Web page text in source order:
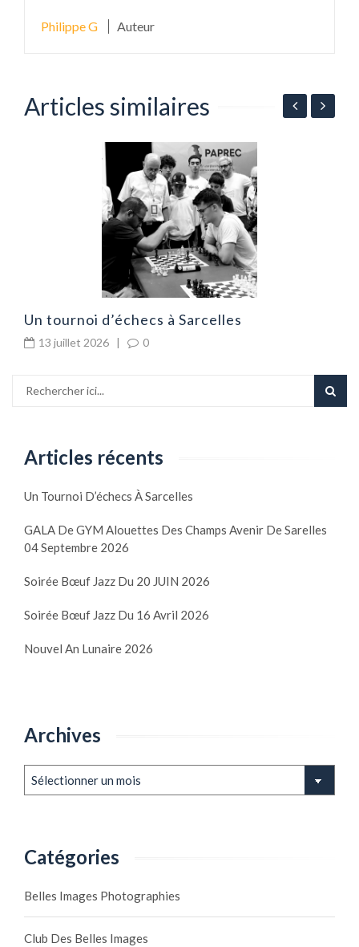
Philippe G Auteur
Articles similaires
Un tournoi d’échecs à Sarcelles
13 juillet 2026 | 0
Articles récents
Un Tournoi D’échecs À Sarcelles
GALA De GYM Alouettes Des Champs Avenir De Sarelles
04 Septembre 2026
Soirée Bœuf Jazz Du 20 JUIN 2026
Soirée Bœuf Jazz Du 16 Avril 2026
Nouvel An Lunaire 2026
Archives
Catégories
Belles Images Photographies
Club Des Belles Images